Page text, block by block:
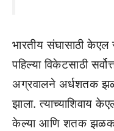
भारतीय संघासाठी
पहिल्या विकेटसाठी
अग्रवालने अर्धशतक
झाला. त्याच्याशिवाय
केल्या आणि शतक